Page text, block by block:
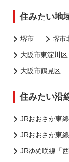
住みたい地
堺市 堺市
大阪市東淀川区
大阪市鶴見区
住みたい沿
JRおおさか東
JRおおさか東
JRゆめ咲線「